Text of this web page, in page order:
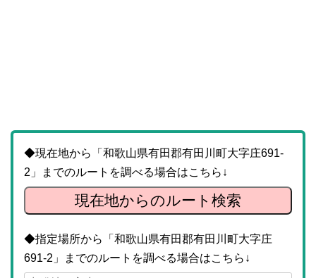
◆現在地から「和歌山県有田郡有田川町大字庄691-
2」までのルートを調べる場合はこちら↓
現在地からのルート検索
◆指定場所から「和歌山県有田郡有田川町大字庄
691-2」までのルートを調べる場合はこちら↓